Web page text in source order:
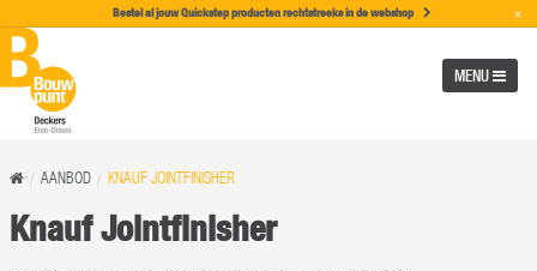
Bestel al jouw Quickstep producten rechtstreeks in de webshop ×
MENU
AANBOD KNAUF JOINTFINISHER
Knauf Jointfinisher